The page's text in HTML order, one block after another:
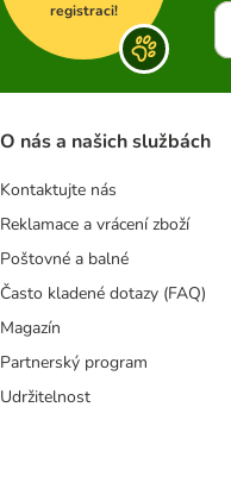
registraci!
O nás a našich službách
Kontaktujte nás
Reklamace a vrácení zboží
Poštovné a balné
Často kladené dotazy (FAQ)
Magazín
Partnerský program
Udržitelnost